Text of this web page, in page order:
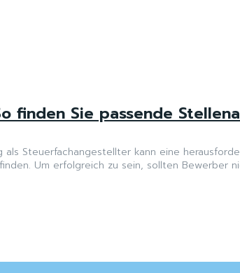
finden Sie passende
als Steuerfachangestellter kann eine
Um erfolgreich zu sein, sollten Bewerber